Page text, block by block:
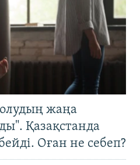
жаңа
Қазақстанда
Оған не себеп?